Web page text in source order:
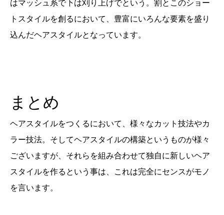
はマッシュ系で下は刈り上げでという。割とこのショー
トスタイルを創るにおいて、豊富にいろんな要素を盛り
込んだヘアスタイルとなっています。
まとめ
ヘアスタイルをつくるにおいて、様々なカット技法やカ
ラー技法。そしてヘアスタイルの構築というものが様々
ございますが、それらを組み合わせて独自に新しいヘア
スタイルを作るという事は、これは完全にセンスがモノ
を言います。